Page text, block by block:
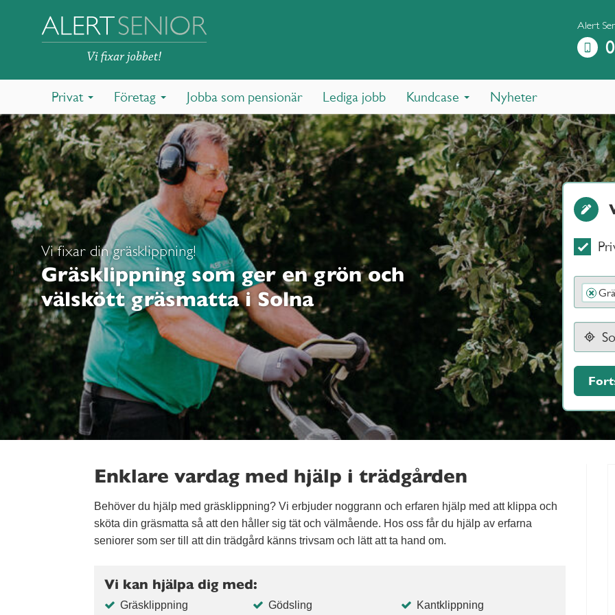
Alert
Privat Företag Jobba som pensionär Lediga jobb Kundcase Nyheter
Vi fixar din gräsklippning!
Gräsklippning som ger en grön och
välskött gräsmatta i Solna
×
Enklare vardag med hjälp i trädgården
Behöver du hjälp med gräsklippning? Vi erbjuder noggrann och erfaren hjälp med att klippa och
sköta din gräsmatta så att den håller sig tät och välmående. Hos oss får du hjälp av erfarna
seniorer som ser till att din trädgård känns trivsam och lätt att ta hand om.
Vi kan hjälpa dig med:
Gräsklippning Gödsling Kantklippning